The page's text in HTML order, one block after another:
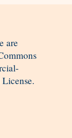
are